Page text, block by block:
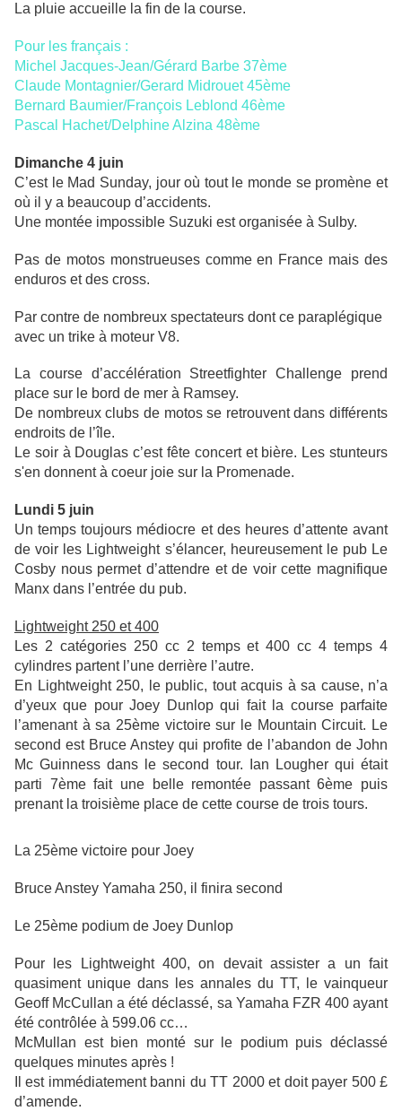
La pluie accueille la fin de la course.
Pour les français :
Michel Jacques-Jean/Gérard Barbe 37ème
Claude Montagnier/Gerard Midrouet 45ème
Bernard Baumier/François Leblond 46ème
Pascal Hachet/Delphine Alzina 48ème
Dimanche 4 juin
C’est le Mad Sunday, jour où tout le monde se promène et
où il y a beaucoup d’accidents.
Une montée impossible Suzuki est organisée à Sulby.
Pas de motos monstrueuses comme en France mais des
enduros et des cross.
Par contre de nombreux spectateurs dont ce paraplégique
avec un trike à moteur V8.
La course d’accélération Streetfighter Challenge prend
place sur le bord de mer à Ramsey.
De nombreux clubs de motos se retrouvent dans différents
endroits de l’île.
Le soir à Douglas c’est fête concert et bière. Les stunteurs
s'en donnent à coeur joie sur la Promenade.
Lundi 5 juin
Un temps toujours médiocre et des heures d’attente avant
de voir les Lightweight s’élancer, heureusement le pub Le
Cosby nous permet d’attendre et de voir cette magnifique
Manx dans l’entrée du pub.
Lightweight 250 et 400
Les 2 catégories 250 cc 2 temps et 400 cc 4 temps 4
cylindres partent l’une derrière l’autre.
En Lightweight 250, le public, tout acquis à sa cause, n’a
d’yeux que pour Joey Dunlop qui fait la course parfaite
l’amenant à sa 25ème victoire sur le Mountain Circuit. Le
second est Bruce Anstey qui profite de l’abandon de John
Mc Guinness dans le second tour. Ian Lougher qui était
parti 7ème fait une belle remontée passant 6ème puis
prenant la troisième place de cette course de trois tours.
La 25ème victoire pour Joey
Bruce Anstey Yamaha 250, il finira second
Le 25ème podium de Joey Dunlop
Pour les Lightweight 400, on devait assister a un fait
quasiment unique dans les annales du TT, le vainqueur
Geoff McCullan a été déclassé, sa Yamaha FZR 400 ayant
été contrôlée à 599.06 cc…
McMullan est bien monté sur le podium puis déclassé
quelques minutes après !
Il est immédiatement banni du TT 2000 et doit payer 500 £
d’amende.